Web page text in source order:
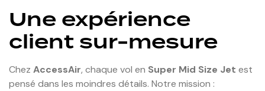
Une expérience
client sur-mesure
Chez AccessAir, chaque vol en Super Mid Size Jet est
pensé dans les moindres détails. Notre mission :